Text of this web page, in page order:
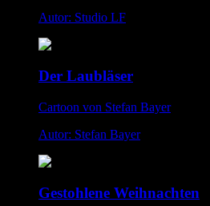
Autor: Studio LF
Der Laubläser
Cartoon von Stefan Bayer
Autor: Stefan Bayer
Gestohlene Weihnachten